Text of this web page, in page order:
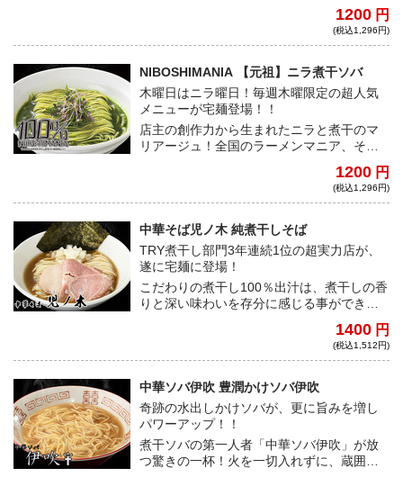
でる。幾重にも襲い来る極上な煮干の波、
1200 円
(税込1,296円)
NIBOSHIMANIA 【元祖】ニラ煮干ソバ
木曜日はニラ曜日！毎週木曜限定の超人気
メニューが宅麺登場！！
店主の創作力から生まれたニラと煮干のマ
リアージュ！全国のラーメンマニア、そし
1200 円
(税込1,296円)
中華そば児ノ木 純煮干しそば
TRY煮干し部門3年連続1位の超実力店が、
遂に宅麺に登場！
こだわりの煮干し100％出汁は、煮干しの香
りと深い味わいを存分に感じる事ができ
1400 円
(税込1,512円)
中華ソバ伊吹 豊潤かけソバ伊吹
奇跡の水出しかけソバが、更に旨みを増し
パワーアップ！！
煮干ソバの第一人者「中華ソバ伊吹」が放
つ驚きの一杯！火を一切入れずに、蔵囲天